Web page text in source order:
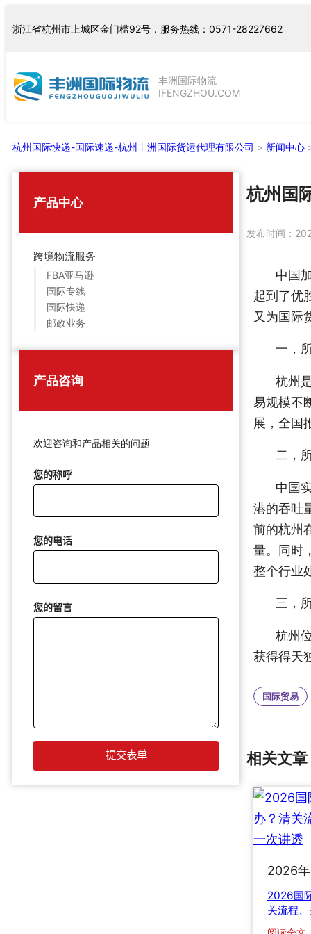
至
容
浙江省杭州市上城区金门槛92号，服务热线：0571-28227662
丰洲国际物流
IFENGZHOU.COM
杭州国际快递-国际速递-杭州丰洲国际货运代理有限公司 > 新闻中心
产品中心
跨境物流服务
FBA亚马逊
国际专线
国际快递
邮政业务
产品咨询
欢迎咨询和产品相关的问题
您的称呼
您的电话
您的留言
杭州国
发布时间：
中国
起到了优
又为国际
一，
杭州
易规模不
展，全国
二，
中国
港的吞吐
前的杭州
量。同时
整个行业
三，
杭州
获得得天
国际贸易
相关文章
2026
2026国
关流程